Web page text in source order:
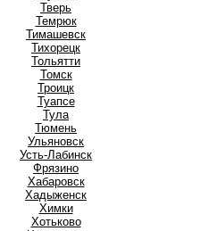
Тверь
Темрюк
Тимашевск
Тихорецк
Тольятти
Томск
Троицк
Туапсе
Тула
Тюмень
Ульяновск
Усть-Лабинск
Фрязино
Хабаровск
Хадыженск
Химки
Хотьково